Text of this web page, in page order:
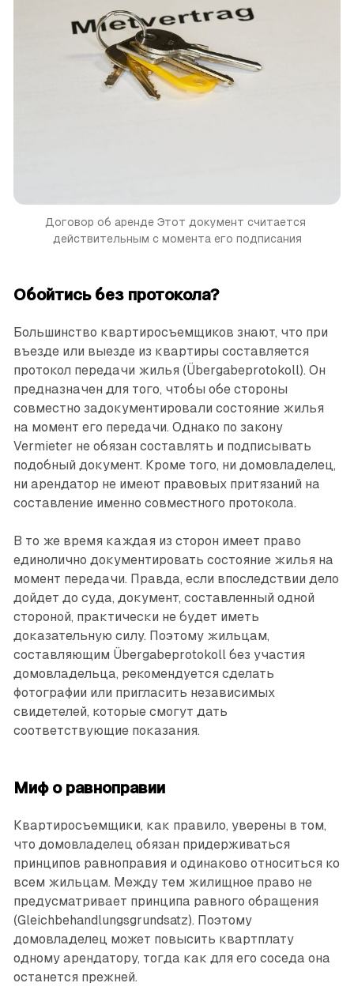
Договор об аренде Этот документ считается
действительным с момента его подписания
Обойтись без протокола?
Большинство квартиросъем­щиков знают, что при
въезде или выезде из квартиры составляется
протокол передачи жилья ­(Übergabeprotokoll). Он
предназначен для того, чтобы обе стороны
совместно задокументировали состояние жилья
на момент его передачи. Однако по закону
Vermieter не обязан составлять и подписывать
подобный документ. Кроме того, ни домовладелец,
ни арендатор не имеют правовых притязаний на
составление именно совместного протокола.
В то же время каждая из сторон имеет право
единолично документировать состояние жилья на
момент передачи. Правда, если впоследствии дело
дойдет до суда, документ, составленный одной
стороной, практически не будет иметь
доказательную силу. Поэтому жильцам,
составляющим Übergabeprotokoll без участия
домовладельца, рекомендуется сделать
фотографии или пригласить независимых
свидетелей, которые смогут дать
соответствующие показания.
Миф о равноправии
Квартиросъемщики, как правило, уверены в том,
что домовла­делец обязан придерживаться
принципов равноправия и одинаково относиться ко
всем жильцам. Между тем жилищное право не
предусматривает принципа равного обращения
(Gleichbehandlungsgrundsatz). Поэтому
домовладелец может повысить квартплату
одному арендатору, тогда как для его соседа она
останется прежней.